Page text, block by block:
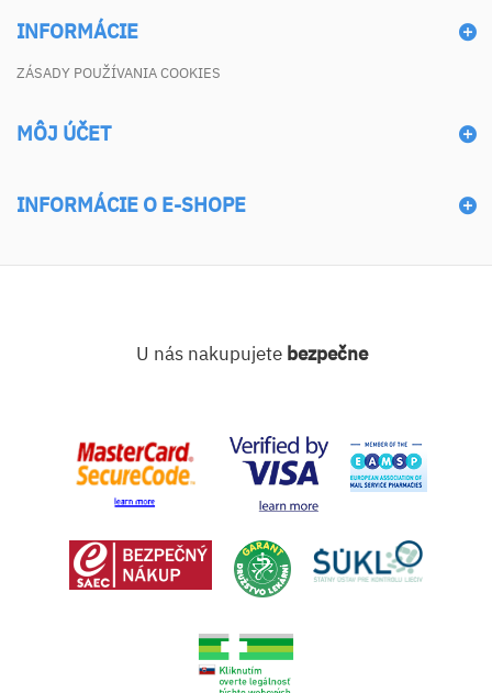
INFORMÁCIE
ZÁSADY POUŽÍVANIA COOKIES
MÔJ ÚČET
INFORMÁCIE O E-SHOPE
U nás nakupujete bezpečne